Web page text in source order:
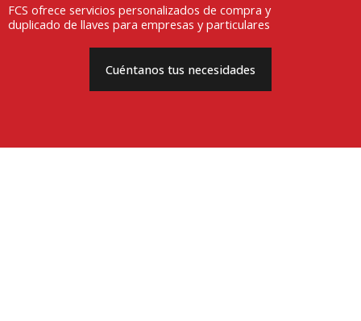
FCS ofrece servicios personalizados de compra y
duplicado de llaves para empresas y particulares
Cuéntanos tus necesidades